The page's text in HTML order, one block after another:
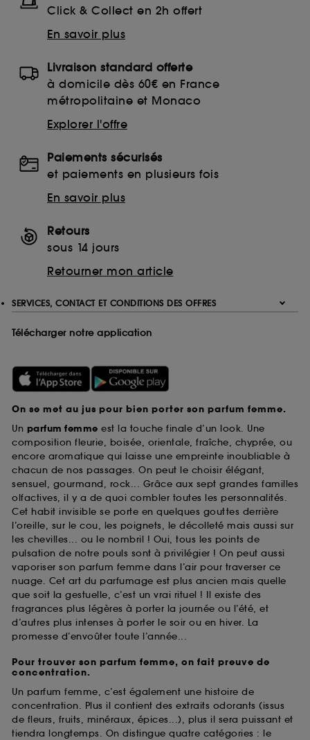
Click & Collect en 2h offert
En savoir plus
Livraison standard offerte
à domicile dès 60€ en France
métropolitaine et Monaco
Explorer l'offre
Paiements sécurisés
et paiements en plusieurs fois
En savoir plus
Retours
sous 14 jours
Retourner mon article
SERVICES, CONTACT ET CONDITIONS DES OFFRES
Télécharger notre application
On se met au jus pour bien porter son parfum femme.
Un parfum femme est la touche finale d’un look. Une
composition fleurie, boisée, orientale, fraîche, chyprée, ou
encore aromatique qui laisse une empreinte inoubliable à
chacun de nos passages. On peut le choisir élégant,
sensuel, gourmand, rock... Grâce aux sept grandes familles
olfactives, il y a de quoi combler toutes les personnalités.
Cet habit invisible se porte en quelques gouttes derrière
l’oreille, sur le cou, les poignets, le décolleté mais aussi sur
les chevilles... ou le nombril ! Oui, tous les points de
pulsation de notre pouls sont à privilégier ! On peut aussi
vaporiser son parfum femme dans l’air pour traverser ce
nuage. Cet art du parfumage est plus ancien mais quelle
que soit la gestuelle, c’est un vrai rituel ! Il existe des
fragrances plus légères à porter la journée ou l’été, et
d’autres plus intenses à porter le soir ou en hiver. La
promesse d’envoûter toute l’année...
Pour trouver son parfum femme, on fait preuve de
concentration.
Un parfum femme, c’est également une histoire de
concentration. Plus il contient des extraits odorants (issus
de fleurs, fruits, minéraux, épices...), plus il sera puissant et
tiendra longtemps. On distingue quatre catégories : le